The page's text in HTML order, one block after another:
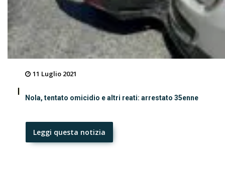
11 Luglio 2021
Nola, tentato omicidio e altri reati: arrestato 35enne
Leggi questa notizia